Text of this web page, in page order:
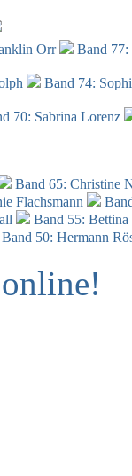
Orr
Band
Band 74:
70: Sabrina Lorenz
Band 65: Christine
Flachsmann
Band 55:
Band 50: Hermann